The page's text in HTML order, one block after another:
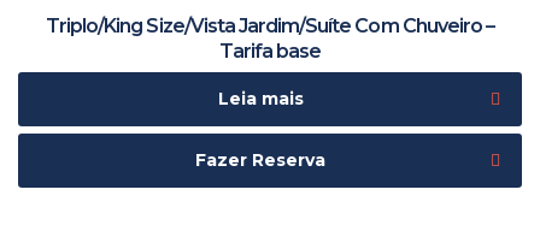
Triplo/King Size/Vista Jardim/Suíte Com Chuveiro –
Tarifa base
Leia mais
Fazer Reserva